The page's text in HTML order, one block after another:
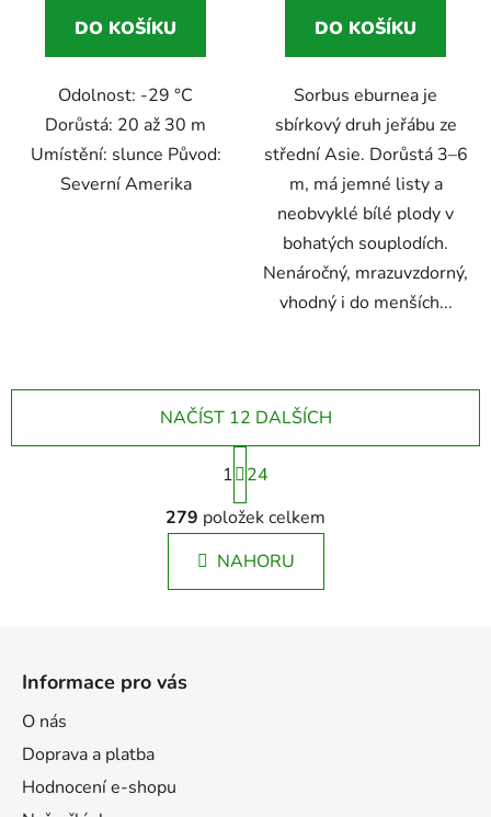
4,8
z
hvězdiček.
DO KOŠÍKU
Odolnost: -29 °C
Dorůstá: 20 až 30 m
Umístění: slunce Původ:
Severní Amerika
DO KOŠÍKU
Sorbus eburnea je
sbírkový druh jeřábu ze
střední Asie. Dorůstá 3–6
m, má jemné listy a
neobvyklé bílé plody v
bohatých souplodích.
Nenáročný, mrazuvzdorný,
vhodný i do menších...
O
v
l
á
d
NAČÍST 12 DALŠÍCH
S
t
r
á
n
k
1
24
279 položek celkem
NAHORU
Informace pro vás
O nás
Doprava a platba
Hodnocení e-shopu